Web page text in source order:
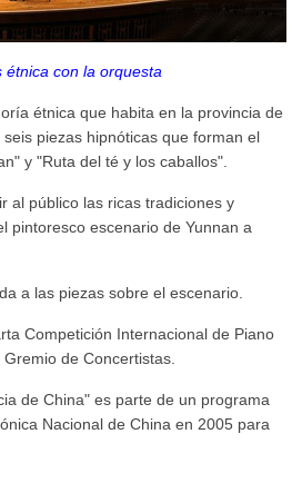
con la orquesta
étnica que habita en la provincia de
piezas hipnóticas que forman el
y "Ruta del té y los caballos".
al público las ricas tradiciones y
pintoresco escenario de Yunnan a
a las piezas sobre el escenario.
Competición Internacional de Piano
de Concertistas.
de China" es parte de un programa
Nacional de China en 2005 para